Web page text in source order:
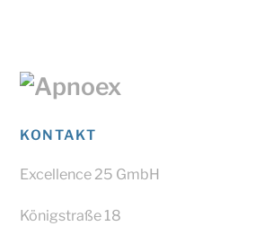
KONTAKT
Excellence 25 GmbH
Königstraße 18